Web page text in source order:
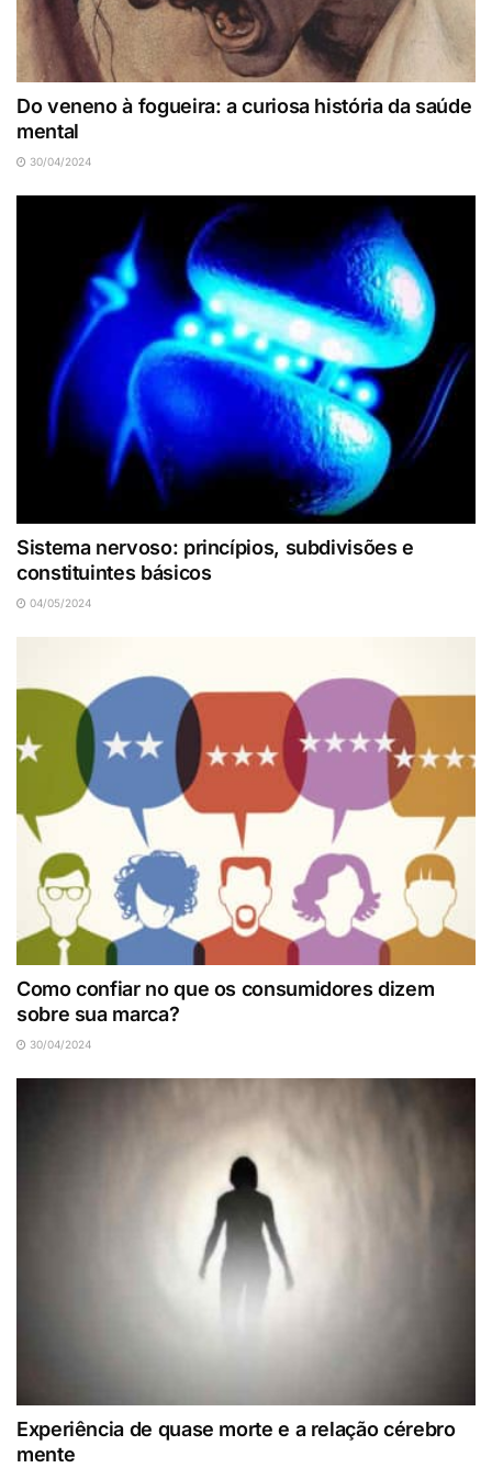
Do veneno à fogueira: a curiosa história da saúde
mental
30/04/2024
Sistema nervoso: princípios, subdivisões e
constituintes básicos
04/05/2024
Como confiar no que os consumidores dizem
sobre sua marca?
30/04/2024
Experiência de quase morte e a relação cérebro
mente